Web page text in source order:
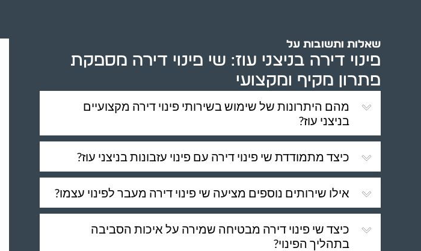
שאלות ותשובות על
פינוי דירה בניצני עוז: שי פינוי דירה מספקת
פתרון מקיף ומקצועי
מהם היתרונות של שימוש בשירותי פינוי דירה מקצועיים
בניצני עוז?
כיצד מתמודדת שי פינוי דירה עם פינוי עזבונות בניצני עוז?
אילו שירותים נוספים מציעה שי פינוי דירה מעבר לפינוי עצמו?
כיצד שי פינוי דירה מבטיחה שמירה על איכות הסביבה
בתהליך הפינוי?